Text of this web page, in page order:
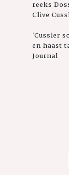
reeks
Clive
'Cussler
en haast
Journal